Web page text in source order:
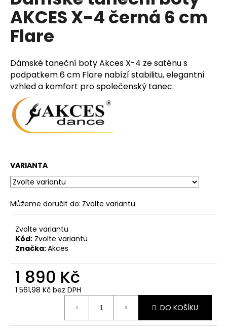
0,0
z
5
hvězdiček.
AKCES X-4 černá 6 cm
Flare
Dámské taneční boty Akces X-4 ze saténu s
podpatkem 6 cm Flare nabízí stabilitu, elegantní
vzhled a komfort pro společenský tanec.
VARIANTA
Můžeme doručit do: Zvolte variantu
Zvolte variantu
Kód: Zvolte variantu
Značka:Akces
1 890 Kč
1 561,98 Kč bez DPH
DO KOŠÍKU
a
j
í
?
HLEDAT
D
o
p
r
u
č
u
e
m
e